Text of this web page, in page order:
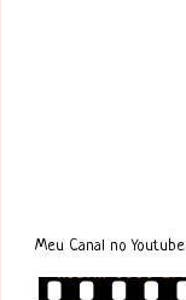
Meu Canal no Youtube